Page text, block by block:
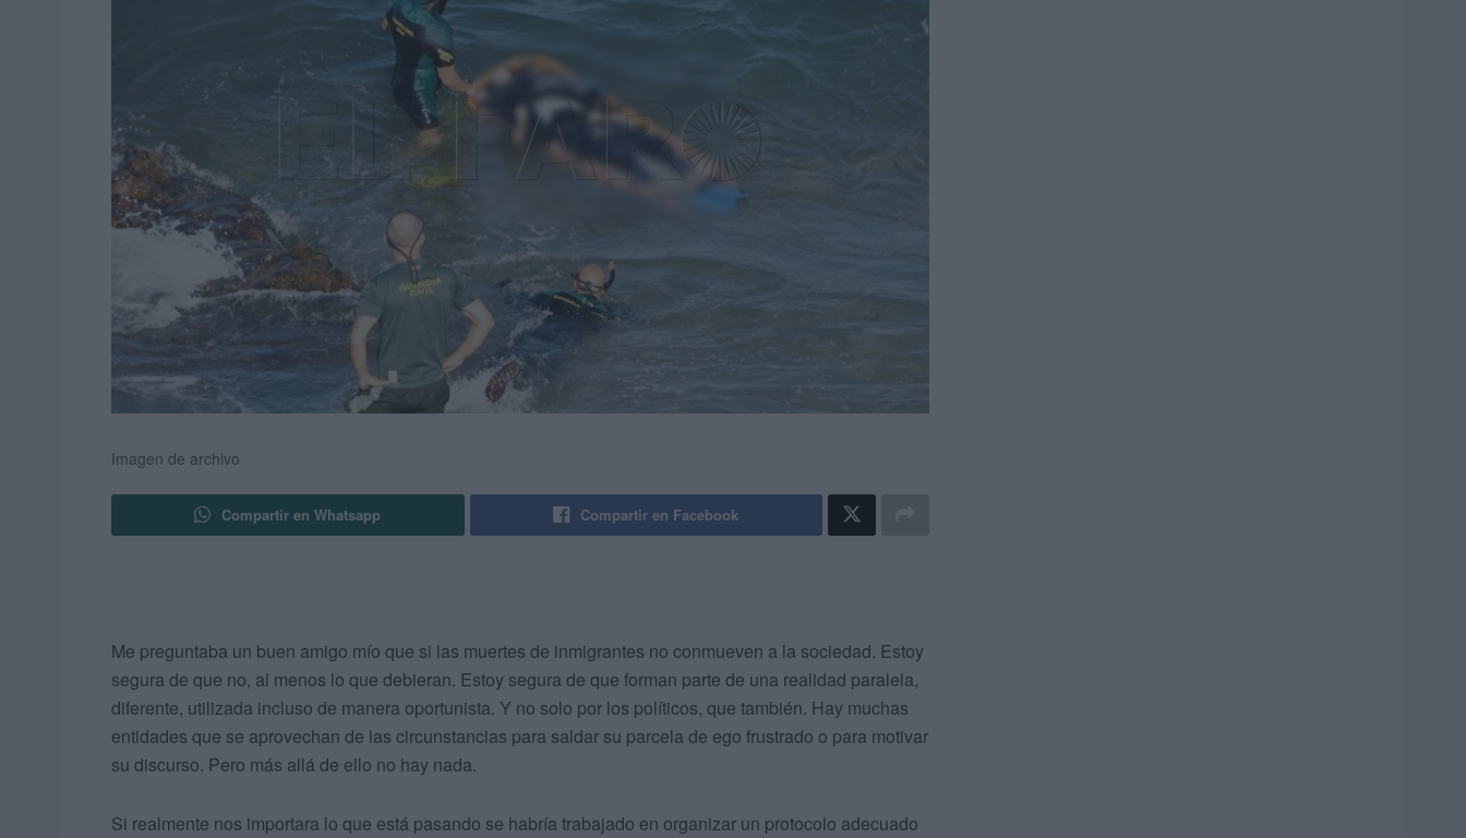
Imagen de archivo
Compartir en Whatsapp Compartir en Facebook
Me preguntaba un buen amigo mío que si las muertes de inmigrantes no conmueven a la sociedad. Estoy
segura de que no, al menos lo que debieran. Estoy segura de que forman parte de una realidad paralela,
diferente, utilizada incluso de manera oportunista. Y no solo por los políticos, que también. Hay muchas
entidades que se aprovechan de las circunstancias para saldar su parcela de ego frustrado o para motivar
su discurso. Pero más allá de ello no hay nada.
Si realmente nos importara lo que está pasando se habría trabajado en organizar un protocolo adecuado